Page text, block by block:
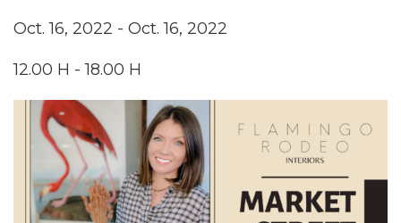
Oct. 16, 2022 - Oct. 16, 2022
12.00 H - 18.00 H